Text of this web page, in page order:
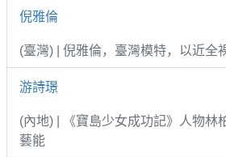
倪雅倫
(臺灣) | 倪雅倫，臺灣模特，以近全
游詩璟
(內地) | 《寶島少女成功記》人物林
藝能